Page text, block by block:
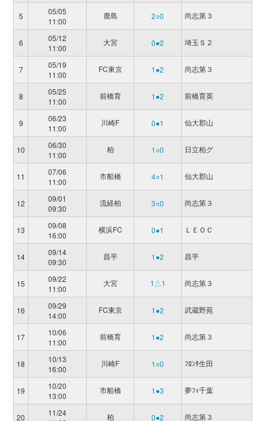
5
05/05
11:00
鹿島 2○0 尚志第３
6
05/12
11:00
大宮 0●2 埼玉Ｓ２
7
05/19
11:00
FC東京 1●2 尚志第３
8
05/25
11:00
前橋育 1●2 前橋育英
9
06/23
11:00
川崎F 0●1 仙大郡山
10
06/30
11:00
柏 1○0 日立柏グ
11
07/06
11:00
市船橋 4○1 仙大郡山
12
09/01
09:30
流経柏 3○0 尚志第３
13
09/08
16:00
横浜FC 0●1 ＬＥＯＣ
14
09/14
09:30
昌平 1●2 昌平
15
09/22
11:00
大宮 1△1 尚志第３
16
09/29
14:00
FC東京 1●2 武蔵野苑
17
10/06
11:00
前橋育 1●2 尚志第３
18
10/13
16:00
川崎F 1○0 ﾌﾛﾝﾀ生田
19
10/20
13:00
市船橋 1●3 夢ﾌｨ千葉
20
11/24
柏 0●2 尚志第３